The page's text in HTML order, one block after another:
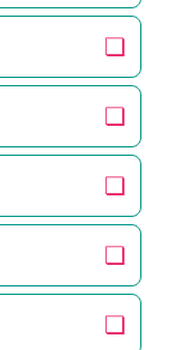
❏
❏
❏
❏
❏